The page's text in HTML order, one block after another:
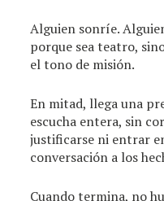
Alguien sonríe.
porque sea teatro,
el tono de misión.
En mitad, llega una
escucha entera, sin
justificarse ni entrar
conversación a los
Cuando termina, no